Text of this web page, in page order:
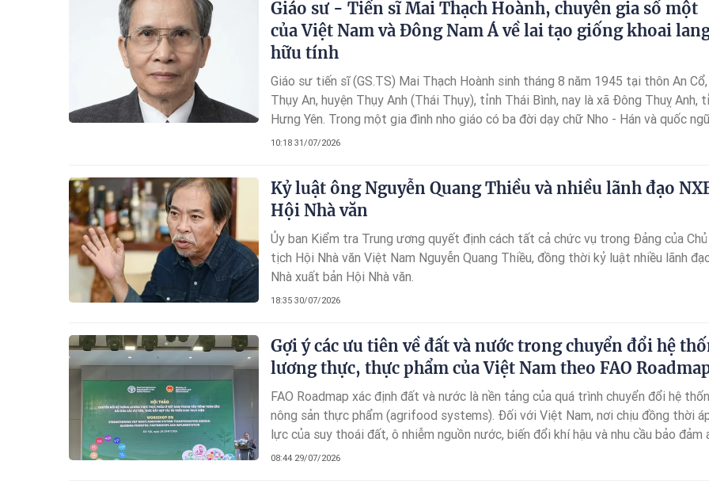
Giáo sư - Tiến sĩ Mai Thạch Hoành, chuyên gia số một
của Việt Nam và Đông Nam Á về lai tạo giống khoai
hữu tính
Giáo sư tiến sĩ (GS.TS) Mai Thạch Hoành sinh tháng 8 năm 1945 tại thôn An
Thụy An, huyện Thụy Anh (Thái Thụy), tỉnh Thái Bình, nay là xã Đông Thuỵ Anh,
Hưng Yên. Trong một gia đình nho giáo có ba đời dạy chữ Nho - Hán và quốc
Cụ và ông nội còn có nghề kê đơn cắt thuốc bắc.
10:18 31/07/2026
Kỷ luật ông Nguyễn Quang Thiều và nhiều lãnh đạo
Hội Nhà văn
Ủy ban Kiểm tra Trung ương quyết định cách tất cả chức vụ trong Đảng của Chủ
tịch Hội Nhà văn Việt Nam Nguyễn Quang Thiều, đồng thời kỷ luật nhiều lãnh
Nhà xuất bản Hội Nhà văn.
18:35 30/07/2026
Gợi ý các ưu tiên về đất và nước trong chuyển đổi hệ
lương thực, thực phẩm của Việt Nam theo FAO
FAO Roadmap xác định đất và nước là nền tảng của quá trình chuyển đổi hệ
nông sản thực phẩm (agrifood systems). Đối với Việt Nam, nơi chịu đồng thời
lực của suy thoái đất, ô nhiễm nguồn nước, biến đổi khí hậu và nhu cầu bảo đảm
ninh lương thực, các ưu tiên cần được triển khai theo cách tiếp cận tích hợp giữa
08:44 29/07/2026